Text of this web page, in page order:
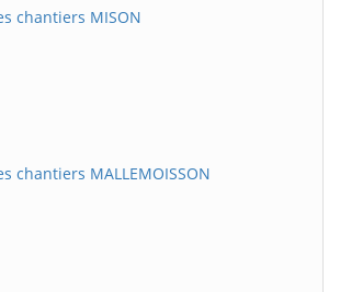
chantiers MISON
chantiers MALLEMOISSON